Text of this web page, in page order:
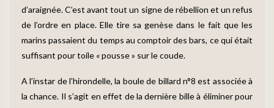
d’araignée. C’est avant tout un signe de rébellion et un refus
de l’ordre en place. Elle tire sa genèse dans le fait que les
marins passaient du temps au comptoir des bars, ce qui était
suffisant pour toile « pousse » sur le coude.
A l’instar de l’hirondelle, la boule de billard n°8 est associée à
la chance. Il s’agit en effet de la dernière bille à éliminer pour